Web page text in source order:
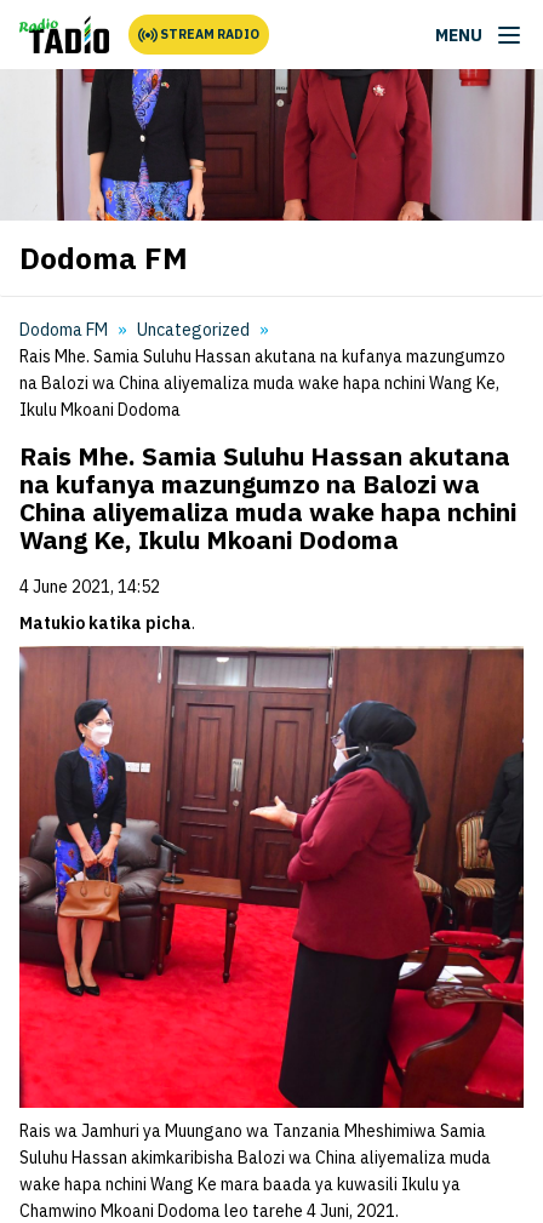
STREAM RADIO MENU
Dodoma FM
Dodoma FM
Uncategorized
Rais Mhe. Samia Suluhu Hassan akutana na kufanya mazungumzo
na Balozi wa China aliyemaliza muda wake hapa nchini Wang Ke,
Ikulu Mkoani Dodoma
Rais Mhe. Samia Suluhu Hassan akutana
na kufanya mazungumzo na Balozi wa
China aliyemaliza muda wake hapa nchini
Wang Ke, Ikulu Mkoani Dodoma
4 June 2021, 14:52
Matukio katika picha.
Rais wa Jamhuri ya Muungano wa Tanzania Mheshimiwa Samia
Suluhu Hassan akimkaribisha Balozi wa China aliyemaliza muda
wake hapa nchini Wang Ke mara baada ya kuwasili Ikulu ya
Chamwino Mkoani Dodoma leo tarehe 4 Juni, 2021.